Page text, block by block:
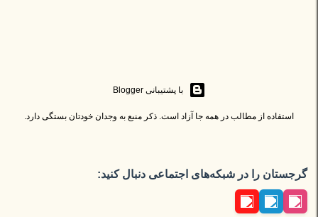
‏با پشتیبانی Blogger
استفاده از مطالب در همه جا آزاد است. ذکر منبع به وجدان خودتان بستگی دارد.
گرجستان را در شبکه‌های اجتماعی دنبال کنید: